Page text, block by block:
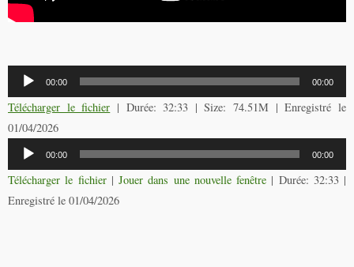
Lecteur
audio
00:00 00:00
Télécharger le fichier | Durée: 32:33 | Size: 74.51M | Enregistré le
01/04/2026
Lecteur
audio
00:00 00:00
Télécharger le fichier| Jouer dans une nouvelle fenêtre | Durée: 32:33|
Enregistré le 01/04/2026